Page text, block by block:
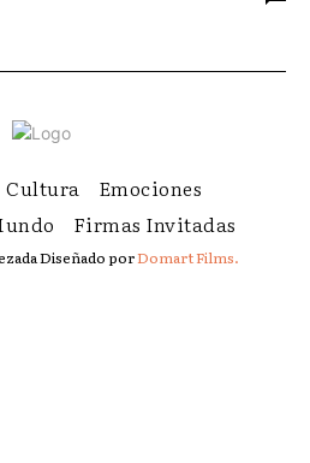
Cultura
Emociones
Firmas Invitadas
Diseñado porDomart Films.